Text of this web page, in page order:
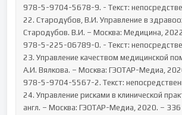
978-5-9704-5678-9. - Текст:
22. Стародубов, В.И. Управление в
Стародубов. В.И. – Москва: Медицина,
978-5-225-06789-0. - Текст:
23. Управление качеством медицинской
А.И. Вялкова. – Москва: ГЭОТАР-Медиа,
978-5-9704-5567-2. Текст:
24. Управление рисками в клинической
англ. – Москва: ГЭОТАР-Медиа, 2020. –